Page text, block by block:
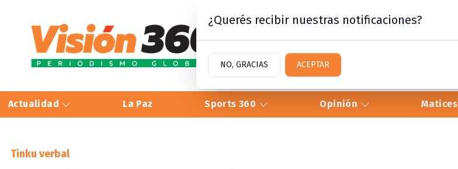
Actualidad La Paz Sports 360 Opinión Matices
Tinku verbal
¿Querés recibir nuestras notificaciones?
NO, GRACIAS ACEPTAR